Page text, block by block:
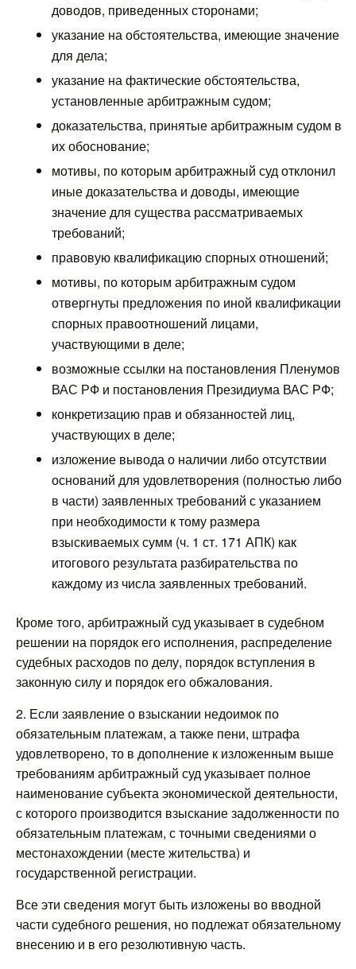
доводов, приведенных сторонами;
указание на обстоятельства, имеющие значение
для дела;
указание на фактические обстоятельства,
установленные арбитражным судом;
доказательства, принятые арбитражным судом в
их обоснование;
мотивы, по которым арбитражный суд отклонил
иные доказательства и доводы, имеющие
значение для существа рассматриваемых
требований;
правовую квалификацию спорных отношений;
мотивы, по которым арбитражным судом
отвергнуты предложения по иной квалификации
спорных правоотношений лицами,
участвующими в деле;
возможные ссылки на постановления Пленумов
ВАС РФ и постановления Президиума ВАС РФ;
конкретизацию прав и обязанностей лиц,
участвующих в деле;
изложение вывода о наличии либо отсутствии
оснований для удовлетворения (полностью либо
в части) заявленных требований с указанием
при необходимости к тому размера
взыскиваемых сумм (ч. 1 ст. 171 АПК) как
итогового результата разбирательства по
каждому из числа заявленных требований.
Кроме того, арбитражный суд указывает в судебном
решении на порядок его исполнения, распределение
судебных расходов по делу, порядок вступления в
законную силу и порядок его обжалования.
2. Если заявление о взыскании недоимок по
обязательным платежам, а также пени, штрафа
удовлетворено, то в дополнение к изложенным выше
требованиям арбитражный суд указывает полное
наименование субъекта экономической деятельности,
с которого производится взыскание задолженности по
обязательным платежам, с точными сведениями о
местонахождении (месте жительства) и
государственной регистрации.
Все эти сведения могут быть изложены во вводной
части судебного решения, но подлежат обязательному
внесению и в его резолютивную часть.